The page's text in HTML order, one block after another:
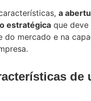
a
estratégica que deve
do mercado e na
de